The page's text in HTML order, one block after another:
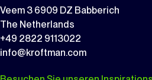
Veem 3 6909 DZ Babberich
The Netherlands
+49 2822 9113022
info@kroftman.com